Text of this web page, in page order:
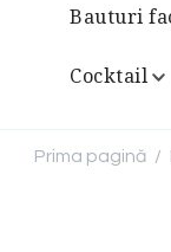
Bauturi
Cocktail
Prima pagină /